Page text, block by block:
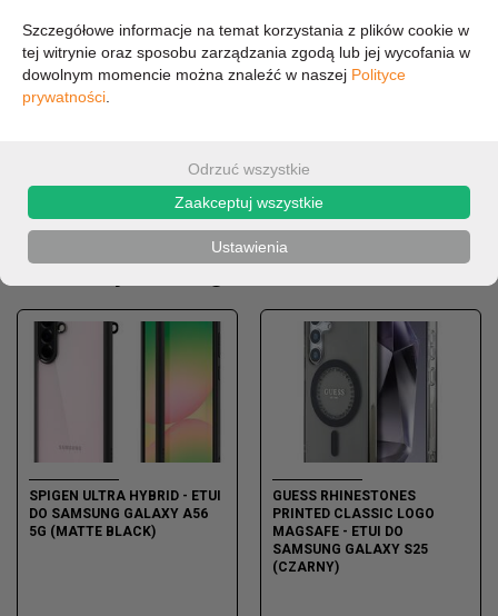
104,67 zł
Produkty z kategorii
SPIGEN ULTRA HYBRID - ETUI
DO SAMSUNG GALAXY A56
5G (MATTE BLACK)
GUESS RHINESTONES
PRINTED CLASSIC LOGO
MAGSAFE - ETUI DO
SAMSUNG GALAXY S25
(CZARNY)
Szczegółowe informacje na temat korzystania z plików cookie w
tej witrynie oraz sposobu zarządzania zgodą lub jej wycofania w
dowolnym momencie można znaleźć w naszej Polityce
prywatności
Odrzuć wszystkie
Zaakceptuj wszystkie
Ustawienia